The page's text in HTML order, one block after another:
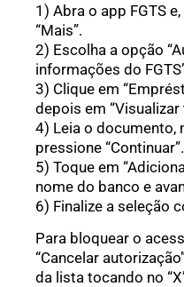
1) Abra o app FGTS
“Mais”.
2) Escolha a opção
informações do
3) Clique em
depois em “Visualizar
4) Leia o documento,
pressione “Continuar”.
5) Toque em
nome do banco e
6) Finalize a seleção
Para bloquear o
“Cancelar
da lista tocando no